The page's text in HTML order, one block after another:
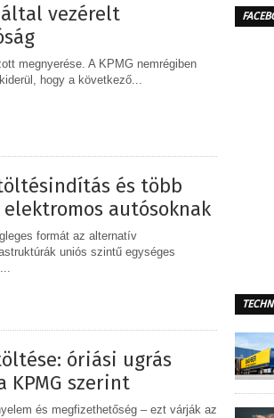
vezérelt
megnyerése. A KPMG nemrégiben
hogy a következő...
és több
autósoknak
formát az alternatív
uniós szintű egységes
óriási ugrás
KPMG szerint
és megfizethetőség – ezt várják az